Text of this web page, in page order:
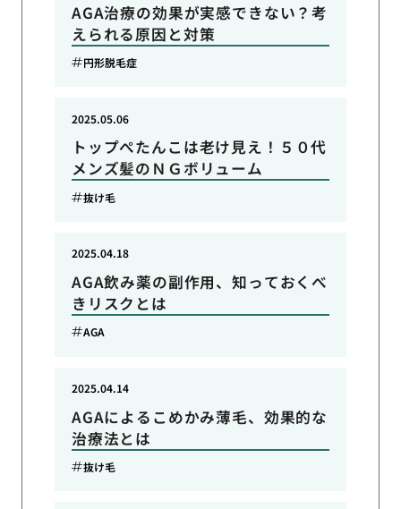
AGA治療の効果が実感できない？考
えられる原因と対策
円形脱毛症
トップぺたんこは老け見え！５０代
メンズ髪のＮＧボリューム
2025.05.06
抜け毛
AGA飲み薬の副作用、知っておくべ
きリスクとは
2025.04.18
AGA
AGAによるこめかみ薄毛、効果的な
治療法とは
2025.04.14
抜け毛